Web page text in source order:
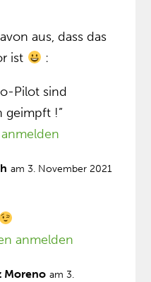
aus, dass das
ist
:
Pilot sind
geimpft !”
am 3. November 2021
anmelden
Moreno am 3.